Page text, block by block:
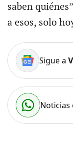
saben
a esos, solo
Sigue a
Noticias